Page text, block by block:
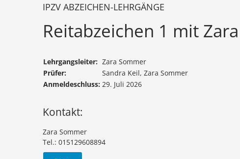
IPZV ABZEICHEN-LEHRGÄNGE
Reitabzeichen 1 mit
Lehrgangsleiter: Zara Sommer
Prüfer:
Sandra Keil, Zara Sommer
Anmeldeschluss: 29. Juli 2026
Kontakt:
Zara Sommer
Tel.: 015129608894